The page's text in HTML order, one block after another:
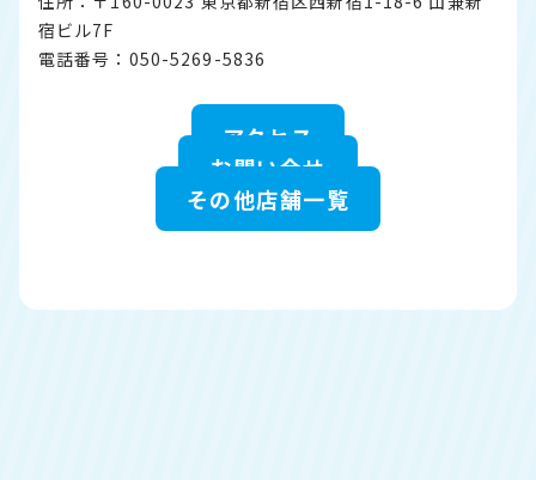
宿ビル7F
電話番号：050-5269-5836
アクセス
お問い合せ
その他店舗一覧